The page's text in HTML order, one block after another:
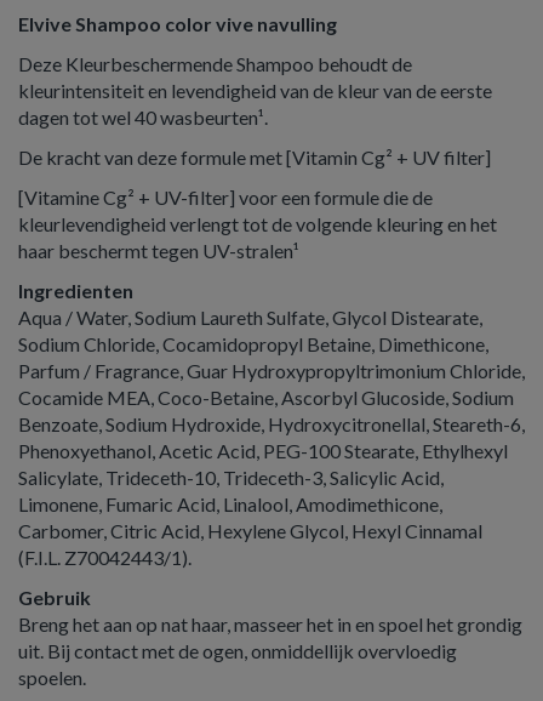
Elvive Shampoo color vive navulling
Deze Kleurbeschermende Shampoo behoudt de
kleurintensiteit en levendigheid van de kleur van de eerste
dagen tot wel 40 wasbeurten¹.
De kracht van deze formule met [Vitamin Cg² + UV filter]
[Vitamine Cg² + UV-filter] voor een formule die de
kleurlevendigheid verlengt tot de volgende kleuring en het
haar beschermt tegen UV-stralen¹
Ingredienten
Aqua / Water, Sodium Laureth Sulfate, Glycol Distearate,
Sodium Chloride, Cocamidopropyl Betaine, Dimethicone,
Parfum / Fragrance, Guar Hydroxypropyltrimonium Chloride,
Cocamide MEA, Coco-Betaine, Ascorbyl Glucoside, Sodium
Benzoate, Sodium Hydroxide, Hydroxycitronellal, Steareth-6,
Phenoxyethanol, Acetic Acid, PEG-100 Stearate, Ethylhexyl
Salicylate, Trideceth-10, Trideceth-3, Salicylic Acid,
Limonene, Fumaric Acid, Linalool, Amodimethicone,
Carbomer, Citric Acid, Hexylene Glycol, Hexyl Cinnamal
(F.I.L. Z70042443/1).
Gebruik
Breng het aan op nat haar, masseer het in en spoel het grondig
uit. Bij contact met de ogen, onmiddellijk overvloedig
spoelen.